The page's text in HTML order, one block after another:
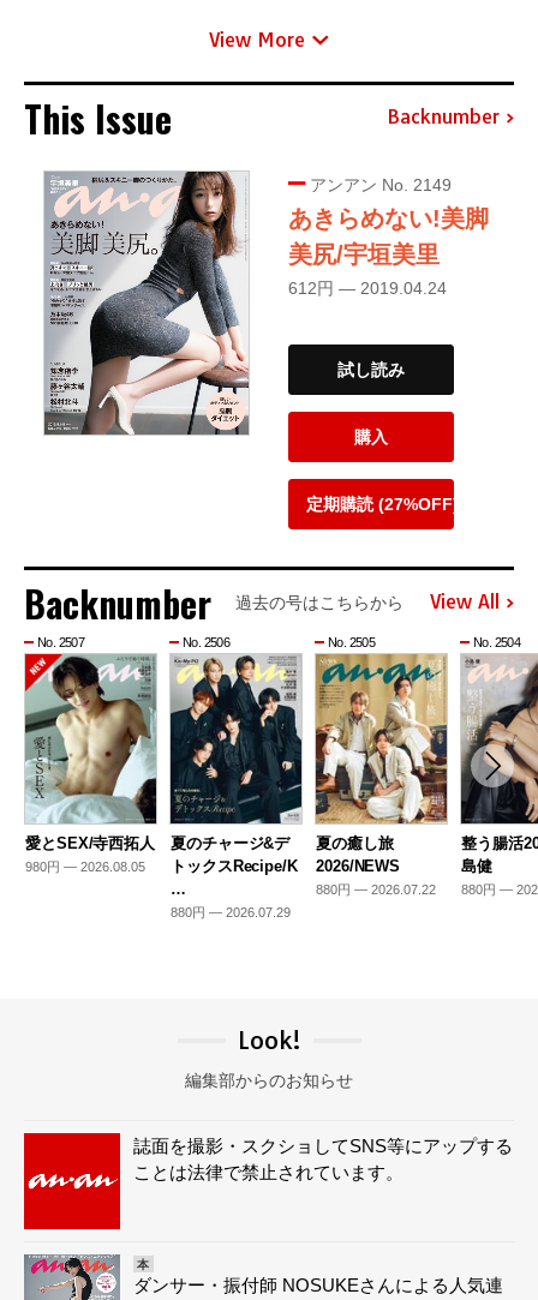
View More
This Issue Backnumber
アンアン No. 2149
あきらめない!美脚
美尻/宇垣美里
612円 — 2019.04.24
試し読み
購入
定期購読 (27%OFF)
Backnumber 過去の号はこちらから View All
No. 2507
愛とSEX/寺西拓人
980円 — 2026.08.05
No. 2506
夏のチャージ&デ
トックスRecipe/K
…
880円 — 2026.07.29
No. 2505
夏の癒し旅
2026/NEWS
880円 — 2026.07.22
No. 2504
整う腸活
島健
880円 —
Look!
編集部からのお知らせ
誌面を撮影・スクショしてSNS等にアップする
ことは法律で禁止されています。
本
ダンサー・振付師 NOSUKEさんによる人気連